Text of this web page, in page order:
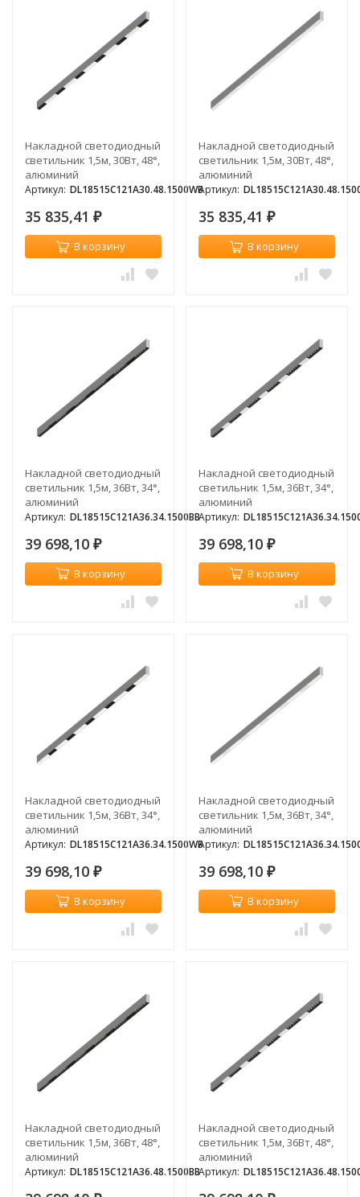
Накладной светодиодный
светильник 1,5м, 30Вт, 48°,
алюминий
Артикул: DL18515C121A30.48.1500WB
35 835,41 ₽
В корзину
Накладной светодиодный
светильник 1,5м, 30Вт, 48°,
алюминий
Артикул:
35 835,41 ₽
В корзину
Накладной светодиодный
светильник 1,5м, 36Вт, 34°,
алюминий
Артикул: DL18515C121A36.34.1500BB
39 698,10 ₽
В корзину
Накладной светодиодный
светильник 1,5м, 36Вт, 34°,
алюминий
Артикул:
39 698,10 ₽
В корзину
Накладной светодиодный
светильник 1,5м, 36Вт, 34°,
алюминий
Артикул: DL18515C121A36.34.1500WB
39 698,10 ₽
В корзину
Накладной светодиодный
светильник 1,5м, 36Вт, 34°,
алюминий
Артикул:
39 698,10 ₽
В корзину
Накладной светодиодный
светильник 1,5м, 36Вт, 48°,
алюминий
Артикул: DL18515C121A36.48.1500BB
Накладной светодиодный
светильник 1,5м, 36Вт, 48°,
алюминий
Артикул: